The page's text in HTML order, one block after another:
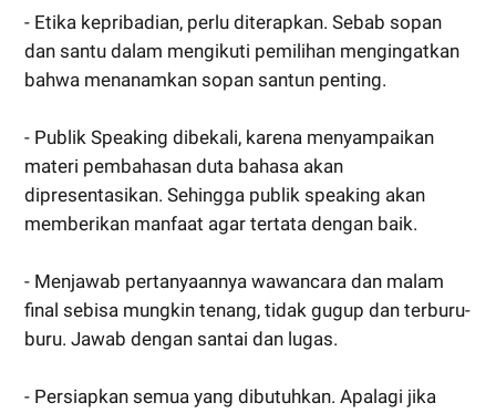
- Etika kepribadian, perlu diterapkan. Sebab sopan
dan santu dalam mengikuti pemilihan mengingatkan
bahwa menanamkan sopan santun penting.
- Publik Speaking dibekali, karena menyampaikan
materi pembahasan duta bahasa akan
dipresentasikan. Sehingga publik speaking akan
memberikan manfaat agar tertata dengan baik.
- Menjawab pertanyaannya wawancara dan malam
final sebisa mungkin tenang, tidak gugup dan terburu-
buru. Jawab dengan santai dan lugas.
- Persiapkan semua yang dibutuhkan. Apalagi jika